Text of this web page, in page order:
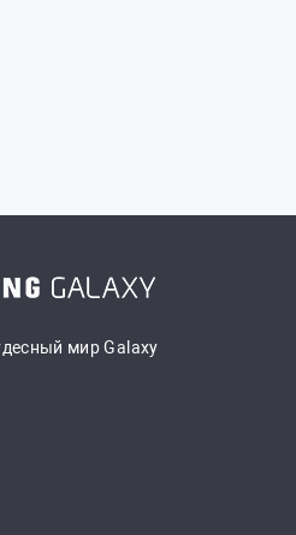
мир Galaxy